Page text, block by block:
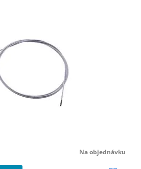
Na objednávku